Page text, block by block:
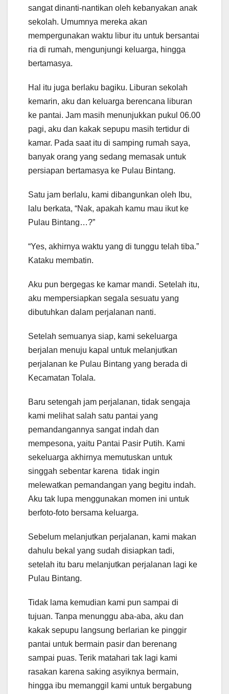
sangat dinanti-nantikan oleh kebanyakan anak
sekolah. Umumnya mereka akan
mempergunakan waktu libur itu untuk bersantai
ria di rumah, mengunjungi keluarga, hingga
bertamasya.
Hal itu juga berlaku bagiku. Liburan sekolah
kemarin, aku dan keluarga berencana liburan
ke pantai. Jam masih menunjukkan pukul 06.00
pagi, aku dan kakak sepupu masih tertidur di
kamar. Pada saat itu di samping rumah saya,
banyak orang yang sedang memasak untuk
persiapan bertamasya ke Pulau Bintang.
Satu jam berlalu, kami dibangunkan oleh Ibu,
lalu berkata, “Nak, apakah kamu mau ikut ke
Pulau Bintang…?”
“Yes, akhirnya waktu yang di tunggu telah tiba.”
Kataku membatin.
Aku pun bergegas ke kamar mandi. Setelah itu,
aku mempersiapkan segala sesuatu yang
dibutuhkan dalam perjalanan nanti.
Setelah semuanya siap, kami sekeluarga
berjalan menuju kapal untuk melanjutkan
perjalanan ke Pulau Bintang yang berada di
Kecamatan Tolala.
Baru setengah jam perjalanan, tidak sengaja
kami melihat salah satu pantai yang
pemandangannya sangat indah dan
mempesona, yaitu Pantai Pasir Putih. Kami
sekeluarga akhirnya memutuskan untuk
singgah sebentar karena tidak ingin
melewatkan pemandangan yang begitu indah.
Aku tak lupa menggunakan momen ini untuk
berfoto-foto bersama keluarga.
Sebelum melanjutkan perjalanan, kami makan
dahulu bekal yang sudah disiapkan tadi,
setelah itu baru melanjutkan perjalanan lagi ke
Pulau Bintang.
Tidak lama kemudian kami pun sampai di
tujuan. Tanpa menunggu aba-aba, aku dan
kakak sepupu langsung berlarian ke pinggir
pantai untuk bermain pasir dan berenang
sampai puas. Terik matahari tak lagi kami
rasakan karena saking asyiknya bermain,
hingga ibu memanggil kami untuk bergabung